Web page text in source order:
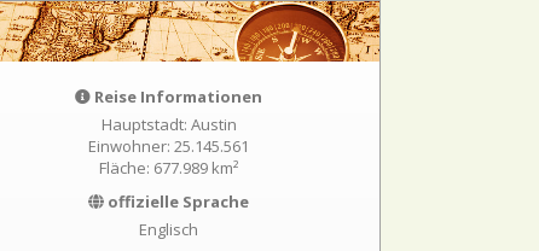
Reise Informationen
Hauptstadt: Austin
Einwohner: 25.145.561
Fläche: 677.989 km²
offizielle Sprache
Englisch